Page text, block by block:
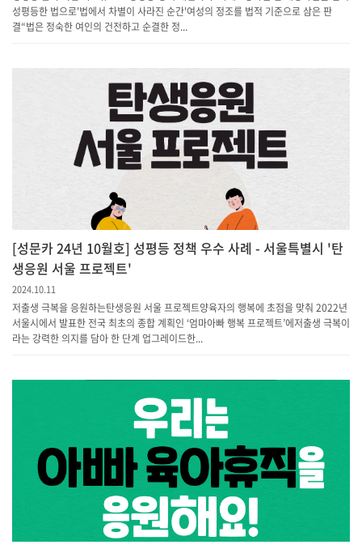
성평등한 법으로'법에서 차별이 사라진 순간'여성의 정조를 법적 기준으로 삼은 판
결“법은 정숙한 여인의 건전하고 순결한 정...
[성문카 24년 10월호] 성평등 정책 우수 사례 - 서울특별시 '탄
생응원 서울 프로젝트'
2024.10.11
저출생 극복을 응원하는탄생응원 서울 프로젝트양육자의 행복에 초점을 맞춰 2022년
서울시에서 발표한 전국 최초의 종합 계획인 ‘엄마아빠 행복 프로젝트’에저출생 극복이
라는 강력한 의지를 담아 한 단계 업그레이드한...